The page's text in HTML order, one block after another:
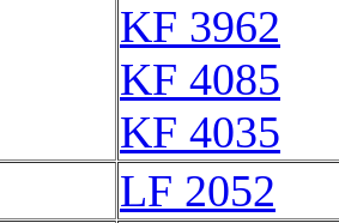
KF 3962
KF 4085
KF 4035
LF 2052